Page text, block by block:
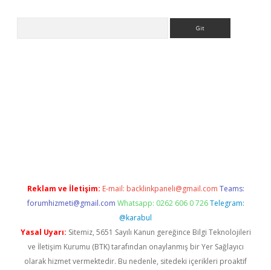
Reklam ve İletişim: E-mail: backlinkpaneli@gmail.com Teams:
forumhizmeti@gmail.com Whatsapp: 0262 606 0 726 Telegram:
@karabul
Yasal Uyarı: Sitemiz, 5651 Sayılı Kanun gereğince Bilgi Teknolojileri
ve İletişim Kurumu (BTK) tarafından onaylanmış bir Yer Sağlayıcı
olarak hizmet vermektedir. Bu nedenle, sitedeki içerikleri proaktif